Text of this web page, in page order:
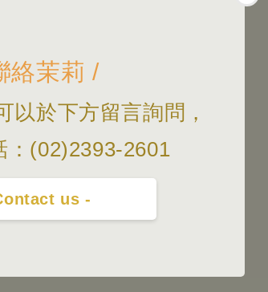
絡茉莉 /
以於下方留言詢問，
：(02)2393-2601
us -